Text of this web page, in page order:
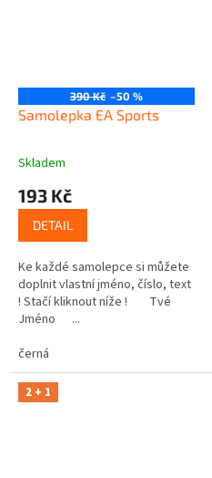
390 Kč –50 %
Samolepka EA Sports
Skladem
193 Kč
DETAIL
Ke každé samolepce si můžete
doplnit vlastní jméno, číslo, text
! Stačí kliknout níže ! Tvé
Jméno ...
černá
2 + 1